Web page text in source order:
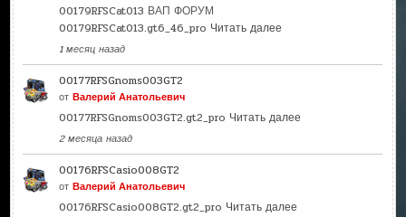
00179RFSCat013 ВАП ФОРУМ
00179RFSCat013.gt6_46_pro Читать далее
1 месяц назад
00177RFSGnoms003GT2
отВалерий Анатольевич
00177RFSGnoms003GT2.gt2_pro Читать далее
2 месяца назад
00176RFSCasio008GT2
отВалерий Анатольевич
00176RFSCasio008GT2.gt2_pro Читать далее